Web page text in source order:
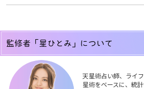
監修者「星ひとみ」について
天星術占い師、ライ
星術をベースに、統